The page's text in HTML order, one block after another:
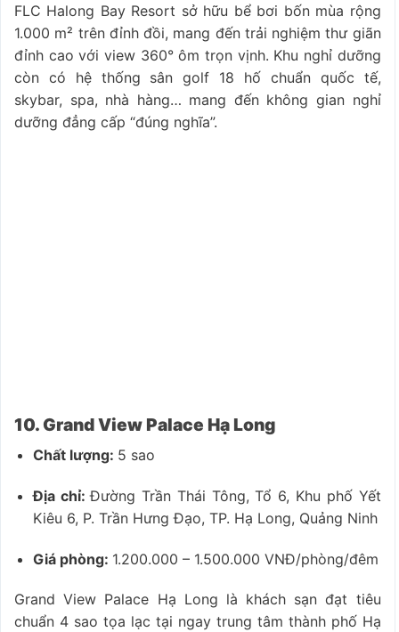
FLC Halong Bay Resort sở hữu bể bơi bốn mùa rộng
1.000 m² trên đỉnh đồi, mang đến trải nghiệm thư giãn
đỉnh cao với view 360° ôm trọn vịnh. Khu nghỉ dưỡng
còn có hệ thống sân golf 18 hố chuẩn quốc tế,
skybar, spa, nhà hàng… mang đến không gian nghỉ
dưỡng đẳng cấp “đúng nghĩa”.
10. Grand View Palace Hạ Long
Chất lượng: 5 sao
Địa chỉ:Đường Trần Thái Tông, Tổ 6, Khu phố Yết
Kiêu 6, P. Trần Hưng Đạo, TP. Hạ Long, Quảng Ninh
Giá phòng: 1.200.000 – 1.500.000 VNĐ/phòng/đêm
Grand View Palace Hạ Long là khách sạn đạt tiêu
chuẩn 4 sao tọa lạc tại ngay trung tâm thành phố Hạ